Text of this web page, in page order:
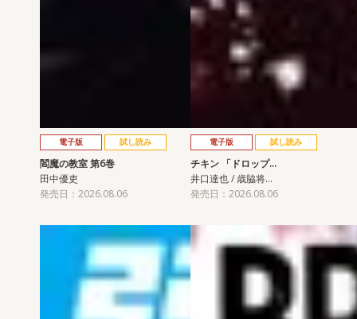
電子版 試し読み
閻魔の教室 第6巻
田中優吏
発売日：2026.08.06
電子版 試し読み
チキン 「ドロップ…
井口達也 / 歳脇将…
発売日：2026.08.06